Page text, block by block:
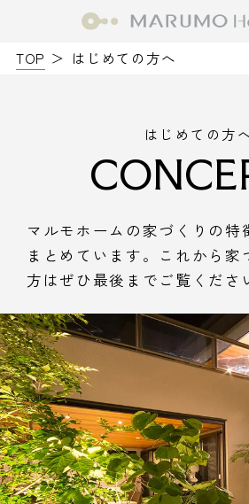
TOP はじめての方へ
はじめての方
マルモホームの家づくりの特
まとめています。これから家
方はぜひ最後までご覧くださ